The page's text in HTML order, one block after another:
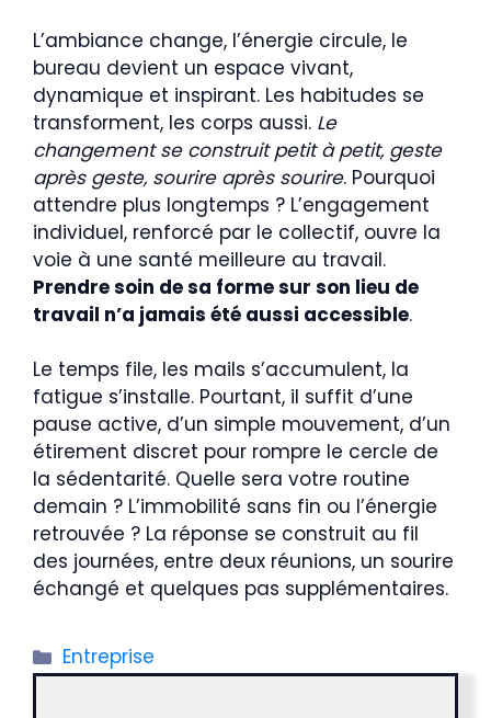
L’ambiance change, l’énergie circule, le
bureau devient un espace vivant,
dynamique et inspirant. Les habitudes se
transforment, les corps aussi. Le
changement se construit petit à petit, geste
après geste, sourire après sourire. Pourquoi
attendre plus longtemps ? L’engagement
individuel, renforcé par le collectif, ouvre la
voie à une santé meilleure au travail.
Prendre soin de sa forme sur son lieu de
travail n’a jamais été aussi accessible.
Le temps file, les mails s’accumulent, la
fatigue s’installe. Pourtant, il suffit d’une
pause active, d’un simple mouvement, d’un
étirement discret pour rompre le cercle de
la sédentarité. Quelle sera votre routine
demain ? L’immobilité sans fin ou l’énergie
retrouvée ? La réponse se construit au fil
des journées, entre deux réunions, un sourire
échangé et quelques pas supplémentaires.
Catégories
Entreprise